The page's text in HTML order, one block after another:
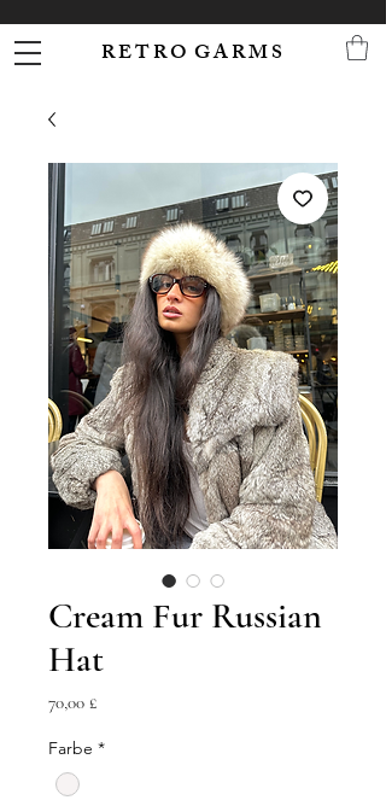
R E T R O G A R M S
Cream Fur Russian
Hat
70,00 £Preis
Farbe *